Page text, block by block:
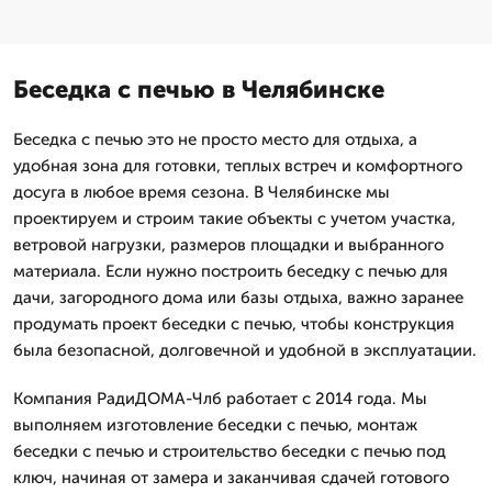
Беседка с печью в Челябинске
Беседка с печью это не просто место для отдыха, а
удобная зона для готовки, теплых встреч и комфортного
досуга в любое время сезона. В Челябинске мы
проектируем и строим такие объекты с учетом участка,
ветровой нагрузки, размеров площадки и выбранного
материала. Если нужно построить беседку с печью для
дачи, загородного дома или базы отдыха, важно заранее
продумать проект беседки с печью, чтобы конструкция
была безопасной, долговечной и удобной в эксплуатации.
Компания РадиДОМА-Члб работает с 2014 года. Мы
выполняем изготовление беседки с печью, монтаж
беседки с печью и строительство беседки с печью под
ключ, начиная от замера и заканчивая сдачей готового